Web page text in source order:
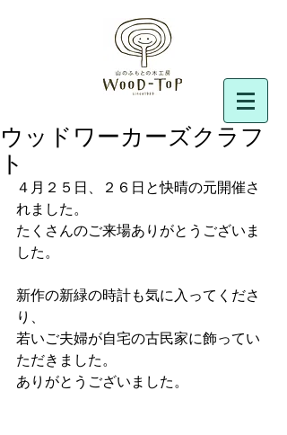
ウッドワーカーズクラフ
ト
４月２５日、２６日と快晴の元開催さ
れました。
たくさんのご来場ありがとうございま
した。
新作の新緑の時計も気に入ってくださ
り、
若いご夫婦が自宅の古民家に飾ってい
ただきました。
ありがとうございました。